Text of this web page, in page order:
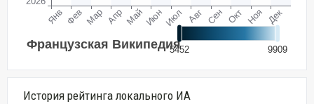
История рейтинга локального ИА